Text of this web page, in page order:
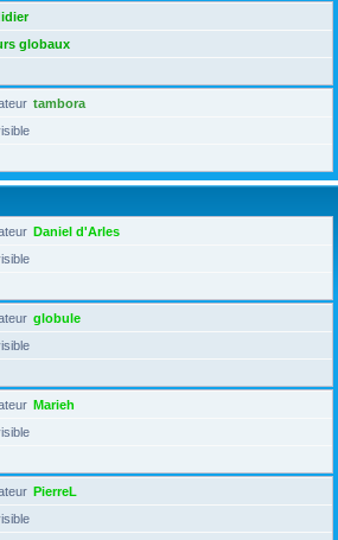
globaux
tambora
Daniel d'Arles
globule
Marieh
PierreL